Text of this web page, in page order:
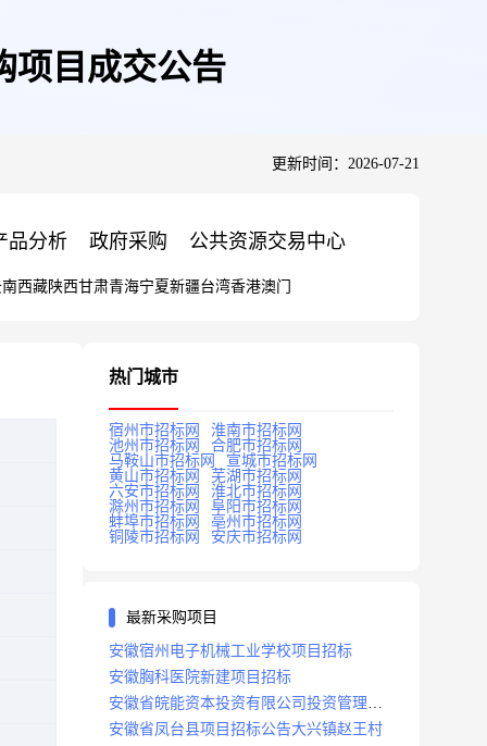
项目成交公告
更新时间：2026-07-21
品分析 政府采购 公共资源交易中心
西藏陕西甘肃青海宁夏新疆台湾香港澳门
热门城市
宿州市招标网
淮南市招标网
池州市招标网
合肥市招标网
马鞍山市招标网
宣城市招标网
黄山市招标网
芜湖市招标网
六安市招标网
淮北市招标网
滁州市招标网
阜阳市招标网
蚌埠市招标网
亳州市招标网
铜陵市招标网
安庆市招标网
最新采购项目
安徽宿州电子机械工业学校项目招标
安徽胸科医院新建项目招标
安徽省皖能资本投资有限公司投资管理系
统建设项目招标
安徽省凤台县项目招标公告大兴镇赵王村